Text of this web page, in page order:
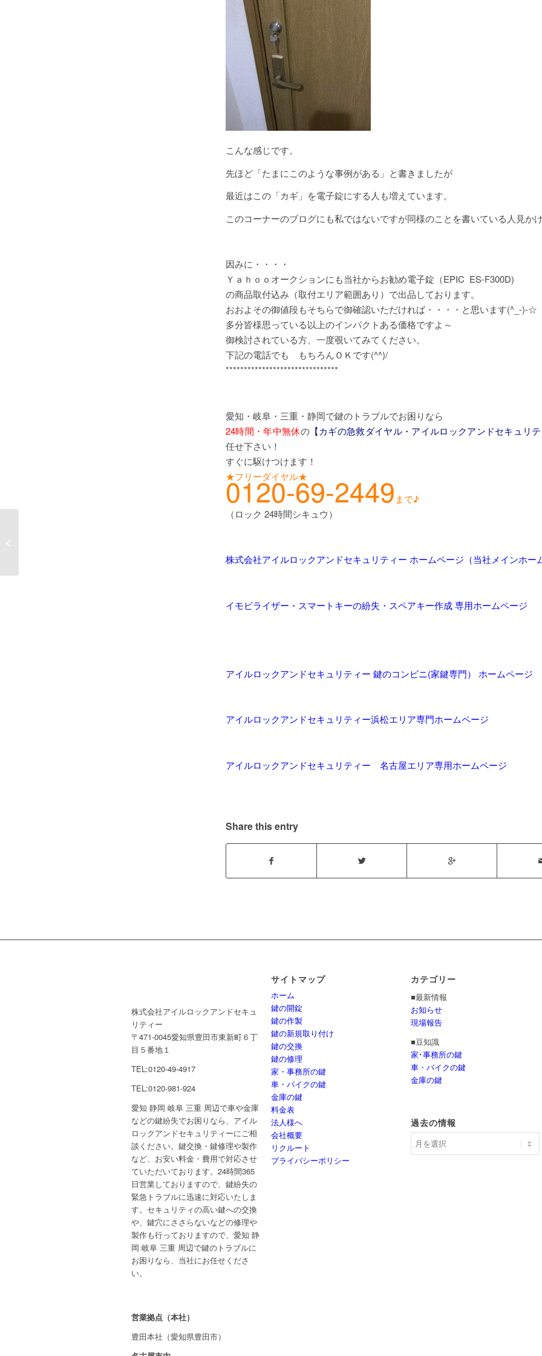
こんな感じです。
先ほど「たまにこのような事例がある」と書きましたが
最近はこの「カギ」を電子錠にする人も増えています。
このコーナーのブログにも私ではないですが同様のことを書いている人見か
因みに・・・・
Ｙａｈｏｏオークションにも当社からお勧め電子錠（EPIC ES-F300D)
の商品取付込み（取付エリア範囲あり）で出品しております。
おおよその御値段もそちらで御確認いただければ・・・・と思います(^_-)-☆
多分皆様思っている以上のインパクトある価格ですよ～
御検討されている方、一度覗いてみてください。
下記の電話でも もちろんＯＫです(^^)/
*******************************
愛知・岐阜・三重・静岡で鍵のトラブルでお困りなら
24時間・年中無休の【カギの急救ダイヤル・アイルロックアンドセキュリテ
任せ下さい！
すぐに駆けつけます！
★フリーダイヤル★
0120-69-2449 まで♪
（ロック 24時間シキュウ）
株式会社アイルロックアンドセキュリティー ホームページ（当社メインホー
イモビライザー・スマートキーの紛失・スペアキー作成 専用ホームページ
アイルロックアンドセキュリティー 鍵のコンビニ(家鍵専門） ホームページ
アイルロックアンドセキュリティー浜松エリア専門ホームページ
アイルロックアンドセキュリティー 名古屋エリア専用ホームページ
Share this entry
株式会社アイルロックアンドセキュ
リティー
〒471-0045愛知県豊田市東新町６丁
目５番地１
TEL:0120-49-4917
TEL:0120-981-924
愛知 静岡 岐阜 三重 周辺で車や金庫
などの鍵紛失でお困りなら、アイル
ロックアンドセキュリティーにご相
談ください。鍵交換・鍵修理や製作
など、お安い料金・費用で対応させ
ていただいております。24時間365
日営業しておりますので、鍵紛失の
緊急トラブルに迅速に対応いたしま
す。セキュリティの高い鍵への交換
や、鍵穴にささらないなどの修理や
製作も行っておりますので、愛知 静
岡 岐阜 三重 周辺で鍵のトラブルに
お困りなら、当社にお任せくださ
い。
営業拠点（本社）
豊田本社（愛知県豊田市）
サイトマップ
ホーム
鍵の開錠
鍵の作製
鍵の新規取り付け
鍵の交換
鍵の修理
家・事務所の鍵
車・バイクの鍵
金庫の鍵
料金表
法人様へ
会社概要
リクルート
プライバシーポリシー
カテゴリー
■最新情報
お知らせ
現場報告
■豆知識
家･事務所の鍵
車・バイクの鍵
金庫の鍵
過去の情報